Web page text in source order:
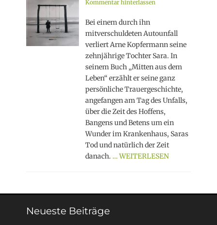
on
Kommentar hinterlassen
Bei einem durch ihn
mitverschuldeten Autounfall
verliert Arne Kopfermann seine
zehnjährige Tochter Sara. In
seinem Buch „Mitten aus dem
Leben“ erzählt er seine ganz
persönliche Trauergeschichte,
angefangen am Tag des Unfalls,
über die Zeit des Hoffens,
Bangens und Betens um ein
Wunder im Krankenhaus, Saras
Tod und natürlich der Zeit
danach. … WEITERLESEN
Neueste Beiträge